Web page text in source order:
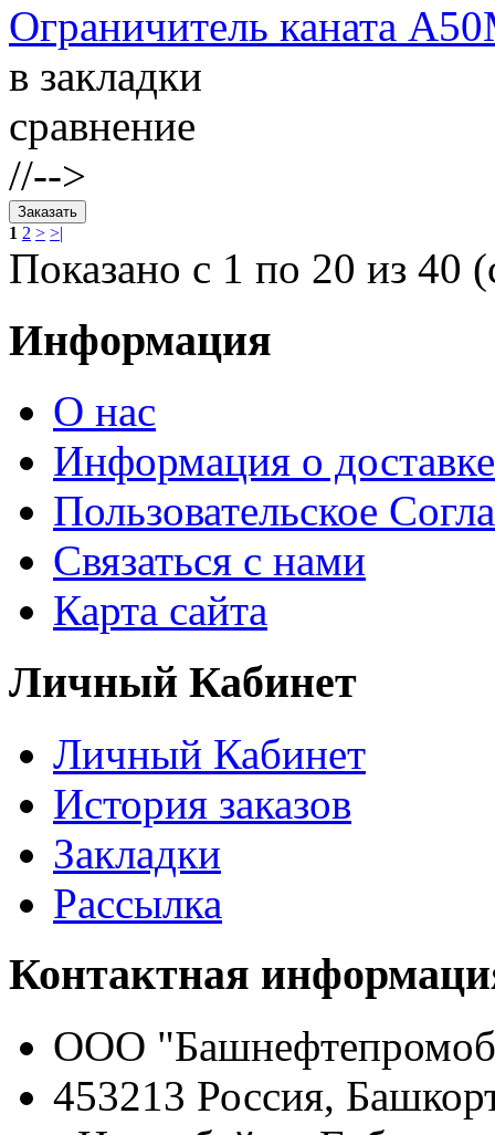
Ограничитель каната
в закладки
сравнение
//-->
1 2 > >|
Показано с 1 по 20 из 40
Информация
О нас
Информация о доставке
Пользовательское
Связаться с нами
Карта сайта
Личный Кабинет
Личный Кабинет
История заказов
Закладки
Рассылка
Контактная
ООО
453213 Россия,